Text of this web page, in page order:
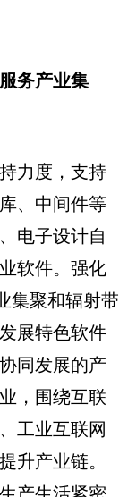
务产业集
力度，支持
、中间件等
电子设计自
软件。强化
集聚和辐射带
展特色软件
同发展的产
，围绕互联
工业互联网
升产业链。